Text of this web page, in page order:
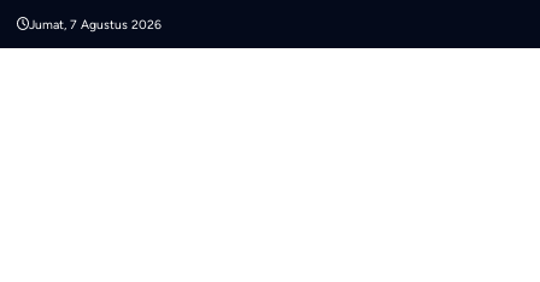
Jumat, 7 Agustus 2026